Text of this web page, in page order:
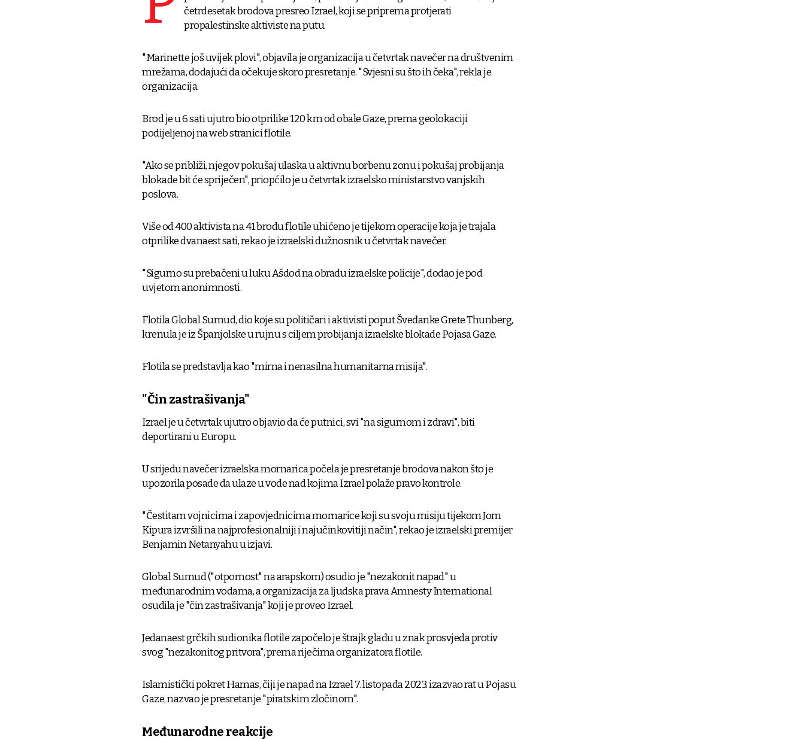
četrdesetak brodova presreo Izrael, koji se priprema protjerati
propalestinske aktiviste na putu.
"Marinette još uvijek plovi", objavila je organizacija u četvrtak navečer na društvenim
mrežama, dodajući da očekuje skoro presretanje. "Svjesni su što ih čeka", rekla je
organizacija.
Brod je u 6 sati ujutro bio otprilike 120 km od obale Gaze, prema geolokaciji
podijeljenoj na web stranici flotile.
"Ako se približi, njegov pokušaj ulaska u aktivnu borbenu zonu i pokušaj probijanja
blokade bit će spriječen", priopćilo je u četvrtak izraelsko ministarstvo vanjskih
poslova.
Više od 400 aktivista na 41 brodu flotile uhićeno je tijekom operacije koja je trajala
otprilike dvanaest sati, rekao je izraelski dužnosnik u četvrtak navečer.
"Sigurno su prebačeni u luku Ašdod na obradu izraelske policije", dodao je pod
uvjetom anonimnosti.
Flotila Global Sumud, dio koje su političari i aktivisti poput Šveđanke Grete Thunberg,
krenula je iz Španjolske u rujnu s ciljem probijanja izraelske blokade Pojasa Gaze.
Flotila se predstavlja kao "mirna i nenasilna humanitarna misija".
"Čin zastrašivanja"
Izrael je u četvrtak ujutro objavio da će putnici, svi "na sigurnom i zdravi", biti
deportirani u Europu.
U srijedu navečer izraelska mornarica počela je presretanje brodova nakon što je
upozorila posade da ulaze u vode nad kojima Izrael polaže pravo kontrole.
"Čestitam vojnicima i zapovjednicima mornarice koji su svoju misiju tijekom Jom
Kipura izvršili na najprofesionalniji i najučinkovitiji način", rekao je izraelski premijer
Benjamin Netanyahu u izjavi.
Global Sumud ("otpornost" na arapskom) osudio je "nezakonit napad" u
međunarodnim vodama, a organizacija za ljudska prava Amnesty International
osudila je "čin zastrašivanja" koji je proveo Izrael.
Jedanaest grčkih sudionika flotile započelo je štrajk glađu u znak prosvjeda protiv
svog "nezakonitog pritvora", prema riječima organizatora flotile.
Islamistički pokret Hamas, čiji je napad na Izrael 7. listopada 2023. izazvao rat u Pojasu
Gaze, nazvao je presretanje "piratskim zločinom".
Međunarodne reakcije